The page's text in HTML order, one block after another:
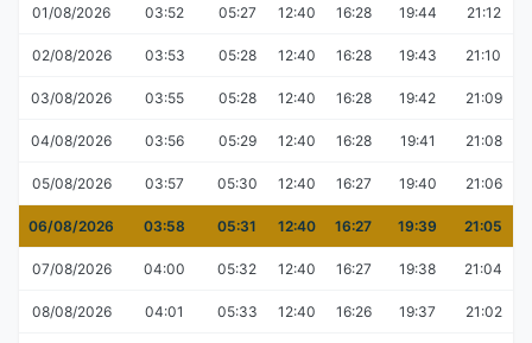
01/08/2026 03:52 05:27 12:40 16:28 19:44 21:12
02/08/2026 03:53 05:28 12:40 16:28 19:43 21:10
03/08/2026 03:55 05:28 12:40 16:28 19:42 21:09
04/08/2026 03:56 05:29 12:40 16:28 19:41 21:08
05/08/2026 03:57 05:30 12:40 16:27 19:40 21:06
06/08/2026 03:58 05:31 12:40 16:27 19:39 21:05
07/08/2026 04:00 05:32 12:40 16:27 19:38 21:04
08/08/2026 04:01 05:33 12:40 16:26 19:37 21:02